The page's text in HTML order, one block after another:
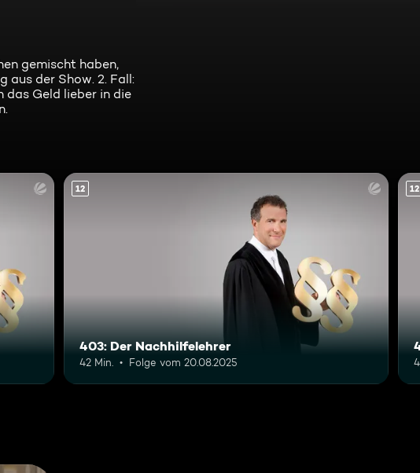
gemischt haben,
der Show. 2. Fall:
Geld lieber in die
12
403: Der Nachhilfelehrer
42 Min. Folge vom 20.08.2025
12